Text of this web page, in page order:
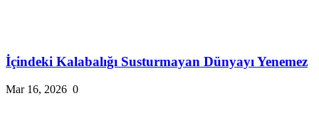
İçindeki Kalabalığı Susturmayan Dünyayı Yenemez
Mar 16, 2026 0